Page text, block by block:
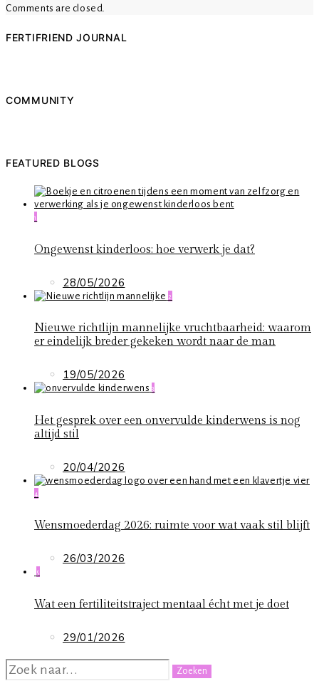
Comments are closed.
FERTIFRIEND JOURNAL
COMMUNITY
FEATURED BLOGS
1
Ongewenst kinderloos: hoe verwerk je dat?
28/05/2026
2
Nieuwe richtlijn mannelijke vruchtbaarheid: waarom
er eindelijk breder gekeken wordt naar de man
19/05/2026
3
Het gesprek over een onvervulde kinderwens is nog
altijd stil
20/04/2026
4
Wensmoederdag 2026: ruimte voor wat vaak stil blijft
26/03/2026
5
Wat een fertiliteitstraject mentaal écht met je doet
29/01/2026
ZOEKEN
NAAR: